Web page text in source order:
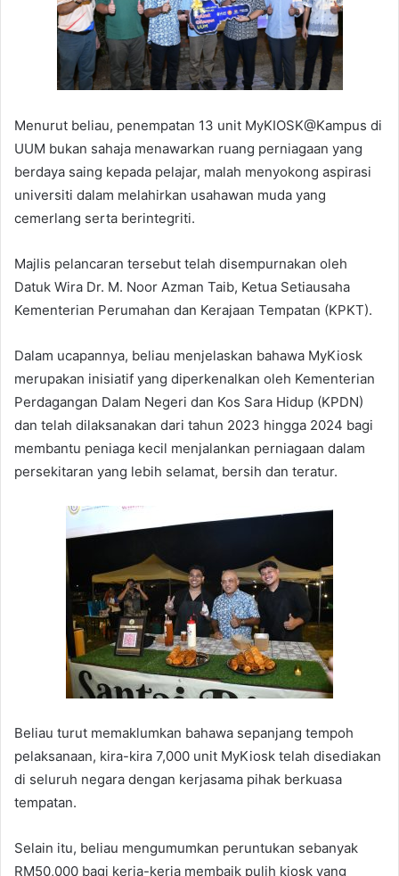
Menurut beliau, penempatan 13 unit MyKIOSK@Kampus di
UUM bukan sahaja menawarkan ruang perniagaan yang
berdaya saing kepada pelajar, malah menyokong aspirasi
universiti dalam melahirkan usahawan muda yang
cemerlang serta berintegriti.
Majlis pelancaran tersebut telah disempurnakan oleh
Datuk Wira Dr. M. Noor Azman Taib, Ketua Setiausaha
Kementerian Perumahan dan Kerajaan Tempatan (KPKT).
Dalam ucapannya, beliau menjelaskan bahawa MyKiosk
merupakan inisiatif yang diperkenalkan oleh Kementerian
Perdagangan Dalam Negeri dan Kos Sara Hidup (KPDN)
dan telah dilaksanakan dari tahun 2023 hingga 2024 bagi
membantu peniaga kecil menjalankan perniagaan dalam
persekitaran yang lebih selamat, bersih dan teratur.
Beliau turut memaklumkan bahawa sepanjang tempoh
pelaksanaan, kira-kira 7,000 unit MyKiosk telah disediakan
di seluruh negara dengan kerjasama pihak berkuasa
tempatan.
Selain itu, beliau mengumumkan peruntukan sebanyak
RM50,000 bagi kerja-kerja membaik pulih kiosk yang